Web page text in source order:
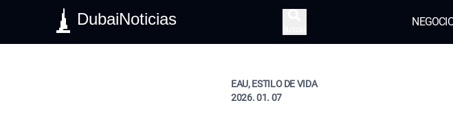
DubaiNoticias
EAU, ESTILO DE VIDA
2026. 01. 07